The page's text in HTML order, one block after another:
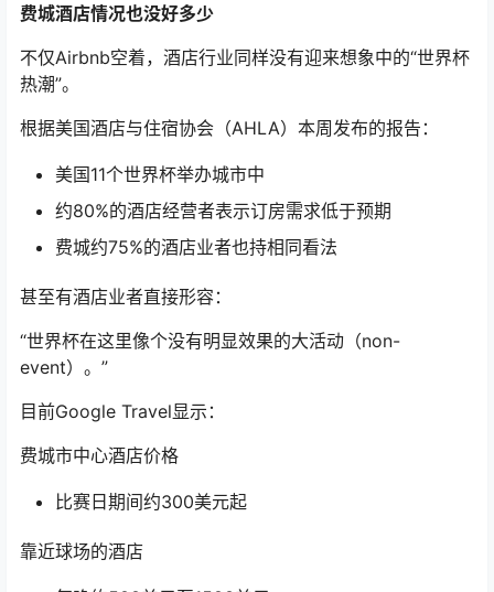
费城酒店情况也没好多少
不仅Airbnb空着，酒店行业同样没有迎来想象中的“世界杯
热潮”。
根据美国酒店与住宿协会（AHLA）本周发布的报告：
美国11个世界杯举办城市中
约80%的酒店经营者表示订房需求低于预期
费城约75%的酒店业者也持相同看法
甚至有酒店业者直接形容：
“世界杯在这里像个没有明显效果的大活动（non-
event）。”
目前Google Travel显示：
费城市中心酒店价格
比赛日期间约300美元起
靠近球场的酒店